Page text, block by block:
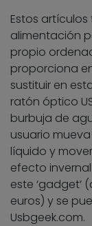
Estos
alimentación
propio
proporciona
sustituir en
ratón óptico
burbuja de
usuario
líquido y
efecto
este ‘gadget’
euros) y se
Usbgeek.com.